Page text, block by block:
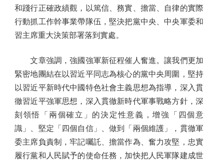
和踐行正確政績觀，以篤信、務實、擔當、自律的實際
行動抓工作幹事業帶隊伍，堅決把黨中央、中央軍委和
習主席重大決策部署落到實處。
文章強調，強國強軍新征程催人奮進。讓我們更加
緊密地團結在以習近平同志為核心的黨中央周圍，堅持
以習近平新時代中國特色社會主義思想為指導，深入貫
徹習近平強軍思想，深入貫徹新時代軍事戰略方針，深
刻領悟「兩個確立」的決定性意義，增強「四個意
識」、堅定「四個自信」、做到「兩個維護」，貫徹軍
委主席負責制，牢記囑託、擔當作為、奮力攻堅，忠實
履行黨和人民賦予的使命任務，加快把人民軍隊建成世